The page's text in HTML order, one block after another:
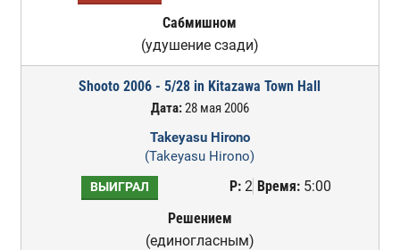
Сабмишном
(удушение сзади)
Shooto 2006 - 5/28 in Kitazawa Town Hall
Дата:28 мая 2006
Takeyasu Hirono
(Takeyasu Hirono)
ВЫИГРАЛ Р:2 Время:5:00
Решением
(единогласным)